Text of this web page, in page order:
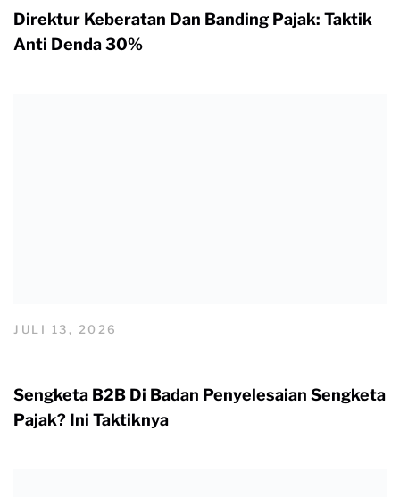
Direktur Keberatan Dan Banding Pajak: Taktik
Anti Denda 30%
JULI 13, 2026
Sengketa B2B Di Badan Penyelesaian Sengketa
Pajak? Ini Taktiknya